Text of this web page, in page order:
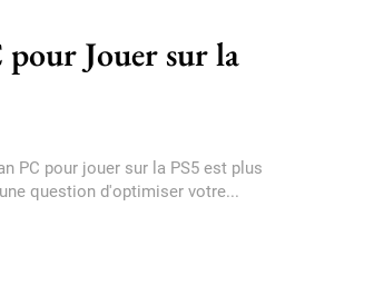
Jouer sur la
PC pour jouer sur la PS5 est plus
question d'optimiser votre...